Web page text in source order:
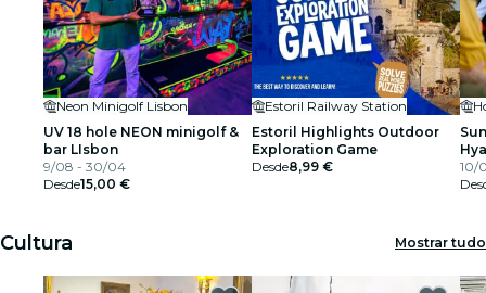
Neon Minigolf Lisbon
UV 18 hole NEON minigolf &
bar LIsbon
9/08 - 30/04
Desde15,00 €
Estoril Railway Station
Estoril Highlights Outdoor
Exploration Game
Desde8,99 €
10/
Cultura Mostrar tudo